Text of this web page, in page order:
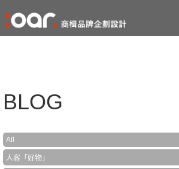
BLOG
All
人客「好物」